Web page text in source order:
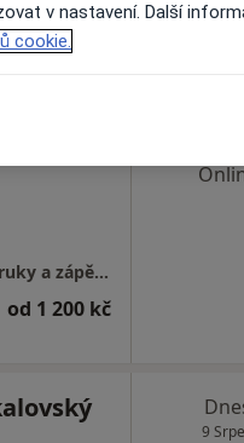
Specializovaná ambulance pro chirurgii ruky a zápěstí
od 1 200 kč
9
v nastavení. Další
cookie.